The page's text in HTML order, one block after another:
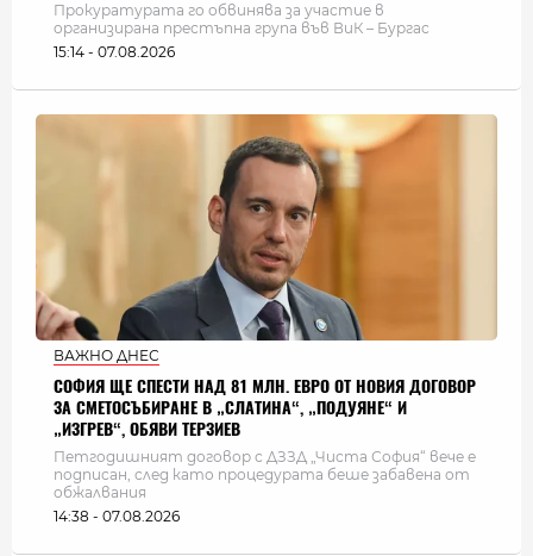
Прокуратурата го обвинява за участие в
организирана престъпна група във ВиК – Бургас
15:14 - 07.08.2026
ВАЖНО ДНЕС
СОФИЯ ЩЕ СПЕСТИ НАД 81 МЛН. ЕВРО ОТ НОВИЯ ДОГОВОР
ЗА СМЕТОСЪБИРАНЕ В „СЛАТИНА“, „ПОДУЯНЕ“ И
„ИЗГРЕВ“, ОБЯВИ ТЕРЗИЕВ
Петгодишният договор с ДЗЗД „Чиста София“ вече е
подписан, след като процедурата беше забавена от
обжалвания
14:38 - 07.08.2026